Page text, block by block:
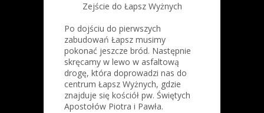
Zejście do Łapsz Wyżnych
Po dojściu do pierwszych
zabudowań Łapsz musimy
pokonać jeszcze bród. Następnie
skręcamy w lewo w asfaltową
drogę, która doprowadzi nas do
centrum Łapsz Wyżnych, gdzie
znajduje się kościół pw. Świętych
Apostołów Piotra i Pawła.